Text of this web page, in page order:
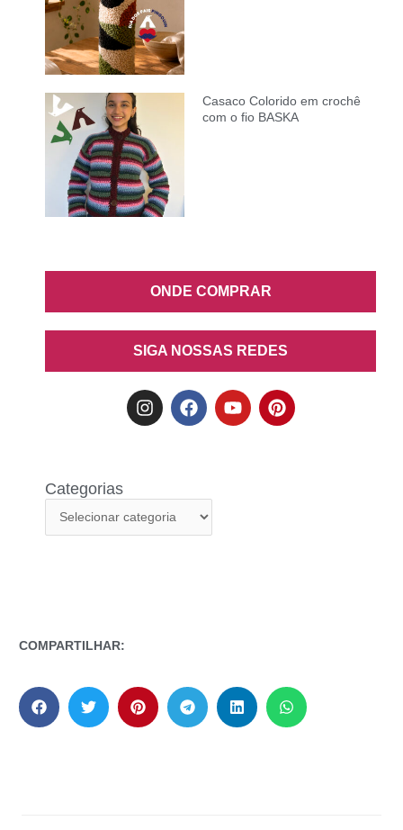
Casaco Colorido em crochê
com o fio BASKA
ONDE COMPRAR
SIGA NOSSAS REDES
Categorias
COMPARTILHAR: